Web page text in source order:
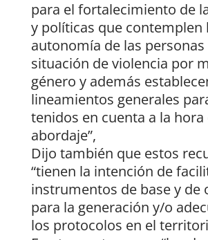
para el fortalecimiento de
y políticas que contemplen
autonomía de las personas
situación de violencia por
género y además
lineamientos generales
tenidos en cuenta a la hora
abordaje”,
Dijo también que estos
“tienen la intención de
instrumentos de base y de
para la generación y/o
los protocolos en el